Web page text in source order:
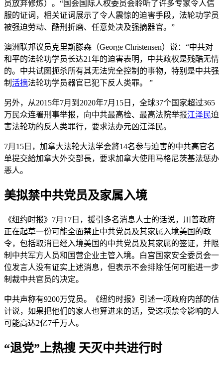
员放弃修炼）。“国会国际人权委员会聆听了许多专家令人信
服的证词，相关证词展示了令人震惊的迫害手段，法轮功学员
被强迫劳动、酷刑折磨、任意处决及强摘器官。”
澳洲联邦议员克里斯滕森（George Christensen）说：“中共对
和平的法轮功学员长达21年的迫害表明，中共政权是残酷无情
的。中共试图扼杀所有其无法完全控制的事物，特别是中共强
制 活摘法轮功学员器官已犯下反人类罪。 ”
另外，从2015年7月到2020年7月15日，全球37个国家超过365
万民众连署刑事举报，向中共最高检、最高法院举报江泽民迫
害法轮功的反人类罪行，要求法办元凶江泽民。
7月15日，加拿大法轮大法学会將14名参与迫害的中共高官名
单提交給加拿大外交部長，要求加拿大使用马格尼茨基法惩办
恶人。
美拟禁中共党员及家属入境
《纽约时报》7月17日，援引多名消息人士的话说，川普政府
正在起草一份可能全面禁止中共党员及其家属入境美国的政
令，包括取消已经入境美国的中共党员及其家属的签证，并限
制中共军方人员和国营企业主管入境。白宫国家安全委员会一
位发言人没有证实上述消息，但表示不会排除任何可能进一步
制裁中共官员的决定。
中共声称有9200万党员。《纽约时报》引述一项政府内部的估
计说，如果把他们的家人也算进来的话，受这项禁令影响的人
可能高达2亿7千万人。
“退党”上热搜 天灭中共进行时